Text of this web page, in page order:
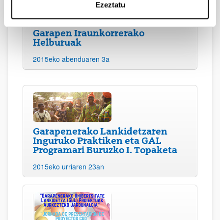
Ezeztatu
Garapen Iraunkorrerako
Helburuak
2015eko abenduaren 3a
Garapenerako Lankidetzaren
Inguruko Praktiken eta GAL
Programari Buruzko I. Topaketa
2015eko urriaren 23an